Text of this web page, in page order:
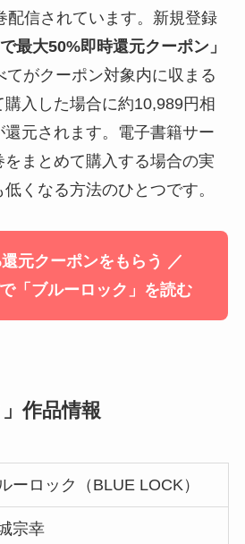
配信されています。新規登録
最大50%即時還元クーポン」
てがクーポン対象内に収まる
入した場合に約10,989円相
元されます。電子書籍サー
をまとめて購入する場合の実
くなる方法のひとつです。
元クーポンをもらう ／
「ブルーロック」を読む
作品情報
ーロック（BLUE LOCK）
宗幸